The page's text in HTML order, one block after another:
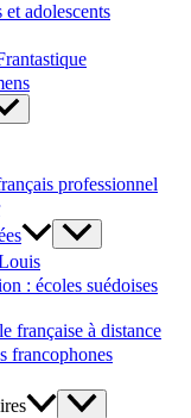
adolescents
professionnel
: écoles suédoises
française à distance
francophones